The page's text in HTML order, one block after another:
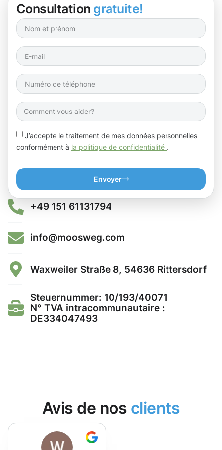
Consultation gratuite!
J’accepte le traitement de mes données personnelles
conformément à la politique de confidentialité .
Envoyer
+49 151 61131794
info@moosweg.com
Waxweiler Straße 8, 54636 Rittersdorf
Steuernummer: 10/193/40071
N° TVA intracommunautaire :
DE334047493
Avis de nos clients